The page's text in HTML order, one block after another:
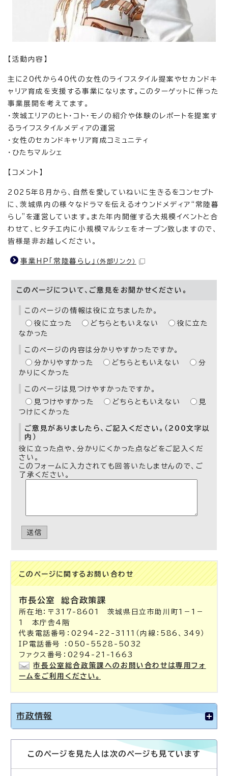
【活動内容】
主に20代から40代の女性のライフスタイル提案やセカンドキ
ャリア育成を支援する事業になります。このターゲットに伴った
事業展開を考えてます。
・茨城エリアのヒト・コト・モノの紹介や体験のレポートを提案す
るライフスタイルメディアの運営
・女性のセカンドキャリア育成コミュニティ
・ひたちマルシェ
【コメント】
2025年8月から、自然を愛していねいに生きるをコンセプト
に、茨城県内の様々なドラマを伝えるオウンドメディア“常陸暮
らし"を運営しています。また年内開催する大規模イベントと合
わせて、ヒタチエ内に小規模マルシェをオープン致しますので、
皆様是非お越しください。
事業HP「常陸暮らし」 （外部リンク）
このページについて、ご意見をお聞かせください。
このページの情報は役に立ちましたか。
役に立った
どちらともいえない
役に立た
なかった
このページの内容は分かりやすかったですか。
分かりやすかった
どちらともいえない
分
かりにくかった
このページは見つけやすかったですか。
見つけやすかった
どちらともいえない
見
つけにくかった
ご意見がありましたら、ご記入ください。（200文字以
内）
役に立った点や、分かりにくかった点などをご記入くだ
さい。
このフォームに入力されても回答いたしませんので、ご
了承ください。
送信
このページに関する お問い合わせ
市長公室 総合政策課
所在地：〒317-8601 茨城県日立市助川町1－1－
1 本庁舎4階
代表電話番号：0294-22-3111（内線：586、349）
IP電話番号 ：050-5528-5032
ファクス番号：0294-21-1663
市長公室総合政策課へのお問い合わせは専用フォ
ームをご利用ください。
市政情報
このページを見た人は次のページも見ています